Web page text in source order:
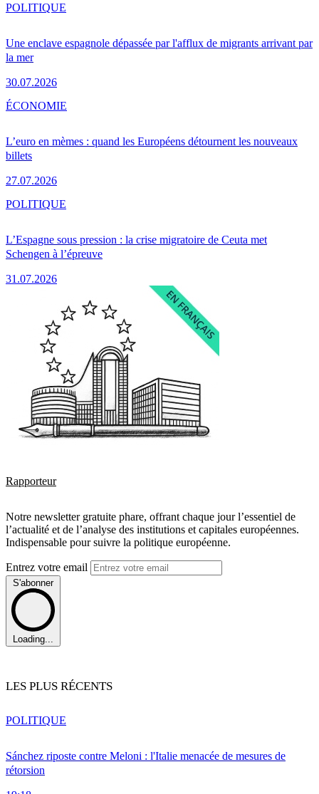
Une enclave espagnole dépassée par l'afflux de migrants arrivant par
la mer
30.07.2026
POLITIQUE
L’euro en mèmes : quand les Européens détournent les nouveaux
billets
27.07.2026
ÉCONOMIE
L’Espagne sous pression : la crise migratoire de Ceuta met
Schengen à l’épreuve
31.07.2026
POLITIQUE
Rapporteur
Notre newsletter gratuite phare, offrant chaque jour l’essentiel de
l’actualité et de l’analyse des institutions et capitales européennes.
Indispensable pour suivre la politique européenne.
Entrez votre email
S'abonner
Loading...
LES PLUS RÉCENTS
Sánchez riposte contre Meloni : l'Italie menacée de mesures de
rétorsion
POLITIQUE